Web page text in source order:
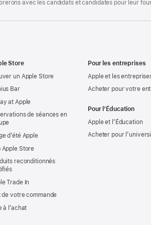
avec les candidats et candidates pour leur
Store
un Apple Store
Bar
at Apple
de séances en
d’été Apple
Apple Store
reconditionnés
Trade In
de votre commande
à l’achat
Pour les entreprises
Apple et les
Acheter pour votre
Pour l’Éducation
Apple et l’Éducation
Acheter pour